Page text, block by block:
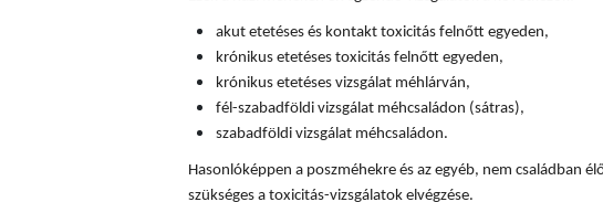
akut etetéses és kontakt toxicitás felnőtt egyeden,
krónikus etetéses toxicitás felnőtt egyeden,
krónikus etetéses vizsgálat méhlárván,
fél-szabadföldi vizsgálat méhcsaládon (sátras),
szabadföldi vizsgálat méhcsaládon.
Hasonlóképpen a poszméhekre és az egyéb, nem családban
szükséges a toxicitás-vizsgálatok elvégzése.